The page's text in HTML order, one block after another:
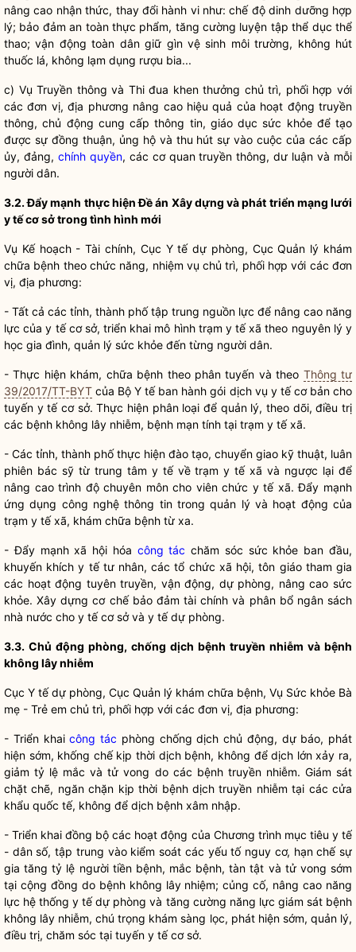
nâng cao nhận thức, thay đổi hành vi như: chế độ dinh dưỡng hợp
lý; bảo đảm an toàn thực phẩm, tăng cường luyện tập thể dục thể
thao; vận động toàn dân giữ gìn vệ sinh môi trường, không hút
thuốc lá, không lạm dụng rượu bia...
c) Vụ Truyền thông và Thi đua khen thưởng chủ trì, phối hợp với
các đơn vị, địa phương nâng cao hiệu quả của hoạt động truyền
thông, chủ động cung cấp thông tin, giáo dục sức khỏe để tạo
được sự đồng thuận, ủng hộ và thu hút sự vào cuộc của các cấp
ủy, đảng, chính quyền, các cơ quan truyền thông, dư luận và mỗi
người dân.
3.2. Đẩy mạnh thực hiện Đề án Xây dựng và phát triển mạng lưới
y tế cơ sở trong tình hình mới
Vụ Kế hoạch - Tài chính, Cục Y tế dự phòng, Cục Quản lý khám
chữa bệnh theo chức năng, nhiệm vụ chủ trì, phối hợp với các đơn
vị, địa phương:
- Tất cả các tỉnh, thành phố tập trung nguồn lực để nâng cao năng
lực của y tế cơ sở, triển khai mô hình trạm y tế xã theo nguyên lý y
học gia đình, quản lý sức khỏe đến từng người dân.
- Thực hiện khám, chữa bệnh theo phân tuyến và theo Thông tư
39/2017/TT-BYT của Bộ Y tế ban hành gói dịch vụ y tế cơ bản cho
tuyến y tế cơ sở. Thực hiện phân loại để quản lý, theo dõi, điều trị
các bệnh không lây nhiễm, bệnh mạn tính tại trạm y tế xã.
- Các tỉnh, thành phố thực hiện đào tạo, chuyển giao kỹ thuật, luân
phiên bác sỹ từ trung tâm y tế về trạm y tế xã và ngược lại để
nâng cao trình độ chuyên môn cho viên chức y tế xã. Đẩy mạnh
ứng dụng công nghệ thông tin trong quản lý và hoạt động của
trạm y tế xã, khám chữa bệnh từ xa.
- Đẩy mạnh xã hội hóa công tác chăm sóc sức khỏe ban đầu,
khuyến khích y tế tư nhân, các tổ chức xã hội, tôn giáo tham gia
các hoạt động tuyên truyền, vận động, dự phòng, nâng cao sức
khỏe. Xây dựng cơ chế bảo đảm tài chính và phân bổ ngân sách
nhà nước cho y tế cơ sở và y tế dự phòng.
3.3. Chủ động phòng, chống dịch bệnh truyền nhiễm và bệnh
không lây nhiễm
Cục Y tế dự phòng, Cục Quản lý khám chữa bệnh, Vụ Sức khỏe Bà
mẹ - Trẻ em chủ trì, phối hợp với các đơn vị, địa phương:
- Triển khaicông tác phòng chống dịch chủ động, dự báo, phát
hiện sớm, khống chế kịp thời dịch bệnh, không để dịch lớn xảy ra,
giảm tỷ lệ mắc và tử vong do các bệnh truyền nhiễm. Giám sát
chặt chẽ, ngăn chặn kịp thời bệnh dịch truyền nhiễm tại các cửa
khẩu quốc tế, không để dịch bệnh xâm nhập.
- Triển khai đồng bộ các hoạt động của Chương trình mục tiêu y tế
- dân số, tập trung vào kiểm soát các yếu tố nguy cơ, hạn chế sự
gia tăng tỷ lệ người tiền bệnh, mắc bệnh, tàn tật và tử vong sớm
tại cộng đồng do bệnh không lây nhiệm; củng cố, nâng cao năng
lực hệ thống y tế dự phòng và tăng cường năng lực giám sát bệnh
không lây nhiễm, chú trọng khám sàng lọc, phát hiện sớm, quản lý,
điều trị, chăm sóc tại tuyến y tế cơ sở.